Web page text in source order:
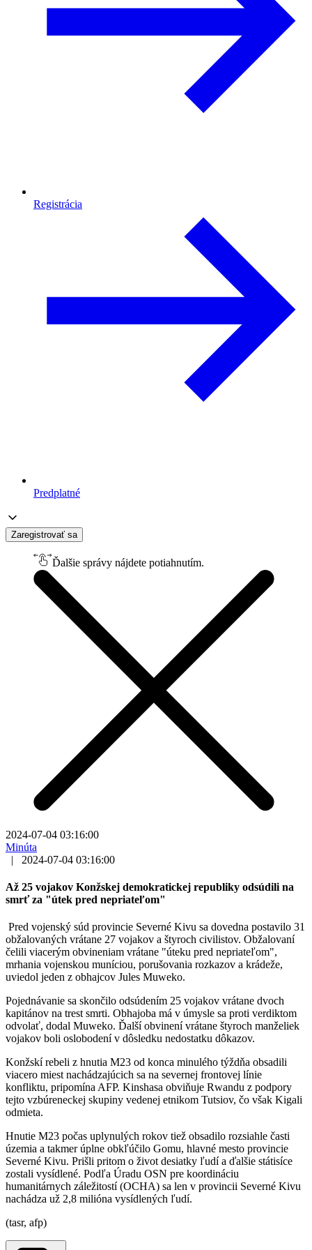
Registrácia
Predplatné
Zaregistrovať sa
Ďalšie správy nájdete potiahnutím.
2024-07-04 03:16:00
Minúta
|
2024-07-04 03:16:00
Až 25 vojakov Konžskej demokratickej republiky odsúdili na
smrť za "útek pred nepriateľom"
Pred vojenský súd provincie Severné Kivu sa dovedna postavilo 31
obžalovaných vrátane 27 vojakov a štyroch civilistov. Obžalovaní
čelili viacerým obvineniam vrátane "úteku pred nepriateľom",
mrhania vojenskou muníciou, porušovania rozkazov a krádeže,
uviedol jeden z obhajcov Jules Muweko.
Pojednávanie sa skončilo odsúdením 25 vojakov vrátane dvoch
kapitánov na trest smrti. Obhajoba má v úmysle sa proti verdiktom
odvolať, dodal Muweko. Ďalší obvinení vrátane štyroch manželiek
vojakov boli oslobodení v dôsledku nedostatku dôkazov.
Konžskí rebeli z hnutia M23 od konca minulého týždňa obsadili
viacero miest nachádzajúcich sa na severnej frontovej línie
konfliktu, pripomína AFP. Kinshasa obviňuje Rwandu z podpory
tejto vzbúreneckej skupiny vedenej etnikom Tutsiov, čo však Kigali
odmieta.
Hnutie M23 počas uplynulých rokov tiež obsadilo rozsiahle časti
územia a takmer úplne obkľúčilo Gomu, hlavné mesto provincie
Severné Kivu. Prišli pritom o život desiatky ľudí a ďalšie státisíce
zostali vysídlené. Podľa Úradu OSN pre koordináciu
humanitárnych záležitostí (OCHA) sa len v provincii Severné Kivu
nachádza už 2,8 milióna vysídlených ľudí.
(tasr, afp)